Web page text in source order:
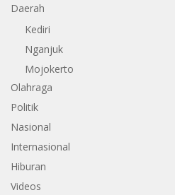
Daerah
Kediri
Nganjuk
Mojokerto
Olahraga
Politik
Nasional
Internasional
Hiburan
Videos